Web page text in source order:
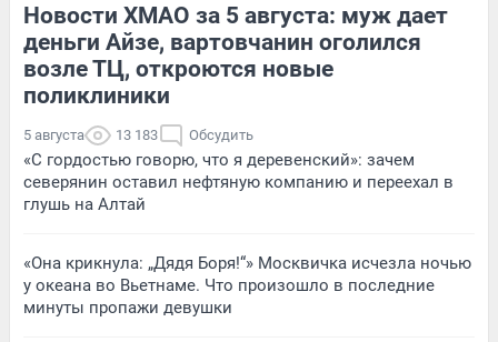
Новости ХМАО за 5 августа: муж дает
деньги Айзе, вартовчанин оголился
возле ТЦ, откроются новые
поликлиники
5 августа 13 183 Обсудить
«С гордостью говорю, что я деревенский»: зачем
северянин оставил нефтяную компанию и переехал в
глушь на Алтай
«Она крикнула: „Дядя Боря!“» Москвичка исчезла ночью
у океана во Вьетнаме. Что произошло в последние
минуты пропажи девушки